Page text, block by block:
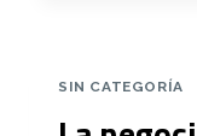
SIN CATEGORÍA